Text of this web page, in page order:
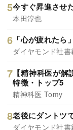
今すぐ昇進させ
本田淳也
「心が疲れたら
ダイヤモンド社
【精神科医が
特徴・トップ5
精神科医 Tomy
老後にダントツ
ダイヤモンド社